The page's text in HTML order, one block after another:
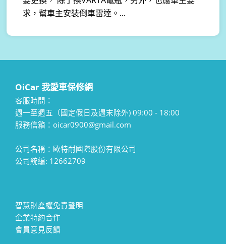
求，幫車主安裝倒車雷達。...
OiCar 我愛車保修網
客服時間：
週一至週五（國定假日及週末除外) 09:00 - 18:00
服務信箱：oicar0900@gmail.com
公司名稱：歐特耐國際股份有限公司
公司統編: 12662709
智慧財產權免責聲明
企業特約合作
會員意見反饋